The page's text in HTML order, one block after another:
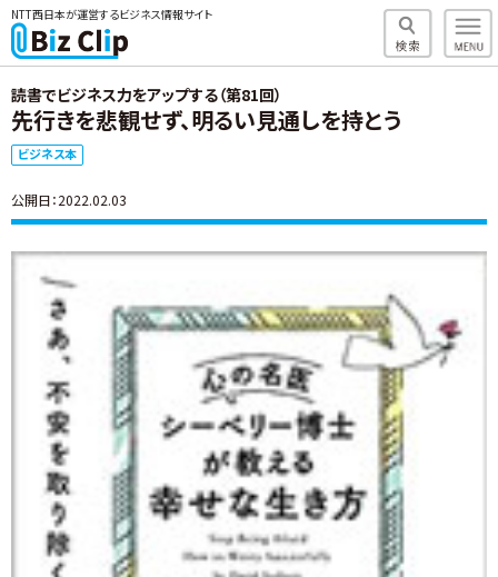
NTT西日本が運営するビジネス情報サイト
読書でビジネス力をアップする（第81回）
先行きを悲観せず、明るい見通しを持とう
ビジネス本
公開日：2022.02.03